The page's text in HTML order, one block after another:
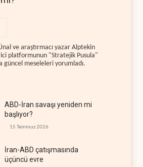
ve araştırmacı yazar Alptekin
platformunun "Stratejik Pusula"
güncel meseleleri yorumladı.
ABD-İran savaşı yeniden mi
başlıyor?
15 Temmuz 2026
İran-ABD çatışmasında
üçüncü evre